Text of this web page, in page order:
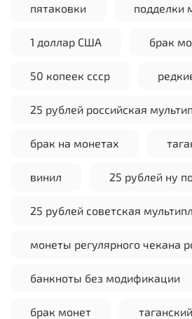
пятаковки подделки
1 доллар США брак
50 копеек ссср
25 рублей российская
брак на монетах
винил 25 рублей ну
25 рублей советская
монеты регулярного чекана
банкноты без модификации
брак монет